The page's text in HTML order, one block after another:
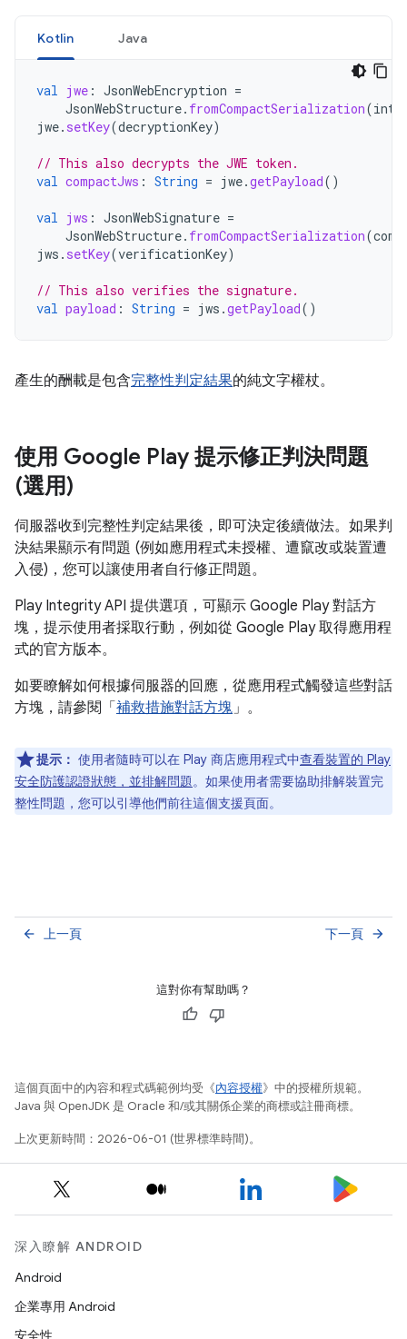
Kotlin Java
val jwe : JsonWebEncryption =
JsonWebStructure. fromCompactSerialization(
jwe. setKey(decryptionKey)
// This also decrypts the JWE token.
val compactJws : String = jwe.getPayload()
val jws : JsonWebSignature =
JsonWebStructure. fromCompactSerialization(
jws . setKey(verificationKey)
// This also verifies the signature.
val payload : String = jws .getPayload()
產生的酬載是包含完整性判定結果的純文字權杖。
使用 Google Play 提示修正判決問題
(選用)
伺服器收到完整性判定結果後，即可決定後續做法。如果判
決結果顯示有問題 (例如應用程式未授權、遭竄改或裝置遭
入侵)，您可以讓使用者自行修正問題。
Play Integrity API 提供選項，可顯示 Google Play 對話方
塊，提示使用者採取行動，例如從 Google Play 取得應用程
式的官方版本。
如要瞭解如何根據伺服器的回應，從應用程式觸發這些對話
方塊，請參閱「 補救措施對話方塊」。
提示： 使用者隨時可以在 Play 商店應用程式中查看裝置的 Play
安全防護認證狀態，並排解問題。如果使用者需要協助排解裝置完
整性問題，您可以引導他們前往這個支援頁面。
上一頁
arrow_back 下一頁 arrow_forward
這對你有幫助嗎？
這個頁面中的內容和程式碼範例均受《內容授權》中的授權所規範。
Java 與 OpenJDK 是 Oracle 和/或其關係企業的商標或註冊商標。
上次更新時間：2026-06-01 (世界標準時間)。
深入瞭解 ANDROID
Android
企業專用 Android